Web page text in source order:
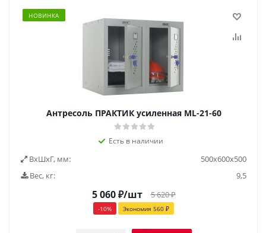
НОВИНКА
Антресоль ПРАКТИК усиленная ML-21-60
Есть в наличии
ВxШxГ, мм:
500x600x500
Вес, кг:
9,5
5 060₽/шт 5 620₽
-10% Экономия 560 ₽